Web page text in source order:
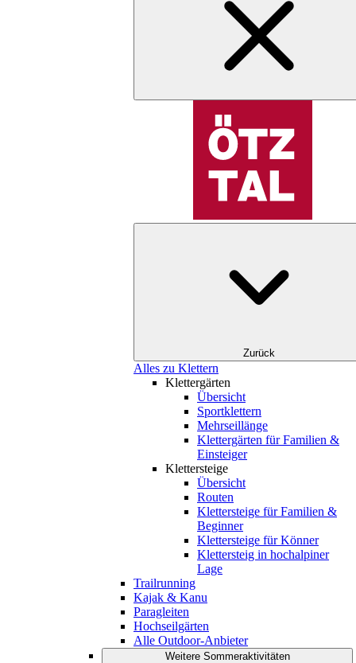
Zurück
Alles zu Klettern
Klettergärten
Übersicht
Sportklettern
Mehrseillänge
Klettergärten für Familien &
Einsteiger
Klettersteige
Übersicht
Routen
Klettersteige für Familien &
Beginner
Klettersteige für Könner
Klettersteig in hochalpiner
Lage
Trailrunning
Kajak & Kanu
Paragleiten
Hochseilgärten
Alle Outdoor-Anbieter
Weitere Sommeraktivitäten